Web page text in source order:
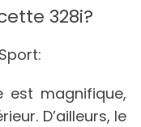
328i?
est magnifique,
D’ailleurs, le